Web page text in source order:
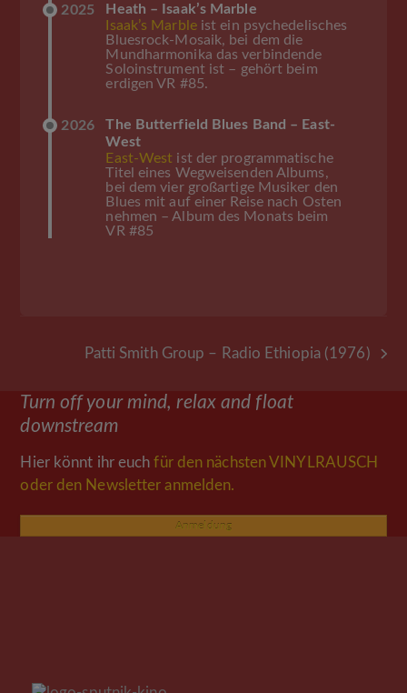
2025
Heath – Isaak’s Marble
Isaak’s Marbleist ein psychedelisches
Bluesrock-Mosaik, bei dem die
Mundharmonika das verbindende
Soloinstrument ist – gehört beim
erdigen VR #85.
2026
The Butterfield Blues Band – East-
West
East-West ist der programmatische
Titel eines Wegweisenden Albums,
bei dem vier großartige Musiker den
Blues mit auf einer Reise nach Osten
nehmen – Album des Monats beim
VR #85
Nächster
Patti Smith Group – Radio Ethiopia (1976)
Turn off your mind, relax and float
downstream
Hier könnt ihr euchfür den nächsten VINYLRAUSCH
oder den Newsletter anmelden.
Anmeldung